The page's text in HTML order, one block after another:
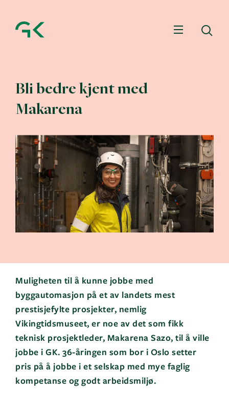
Meny
Bli bedre kjent med
Makarena
Muligheten til å kunne jobbe med
byggautomasjon på et av landets mest
prestisjefylte prosjekter, nemlig
Vikingtidsmuseet, er noe av det som fikk
teknisk prosjektleder, Makarena Sazo, til å ville
jobbe i GK. 36-åringen som bor i Oslo setter
pris på å jobbe i et selskap med mye faglig
kompetanse og godt arbeidsmiljø.